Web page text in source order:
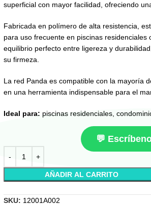
superficial con mayor facilidad, ofreciendo
Fabricada en polímero de alta resistencia,
para uso frecuente en piscinas
equilibrio perfecto entre ligereza y
su firmeza.
La red Panda es compatible con la mayoría
en una herramienta indispensable para el
Ideal para: piscinas residenciales,
💬
AÑADIR AL CARRITO
SKU: 12001A002